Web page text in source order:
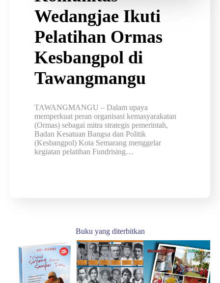
Wedangjae Ikuti
Pelatihan Ormas
Kesbangpol di
Tawangmangu
TAWANGMANGU – Dalam upaya
memperkuat peran organisasi kemasyarakatan
(Ormas) sebagai mitra strategis pemerintah,
Badan Kesatuan Bangsa dan Politik
(Kesbangpol) Kota Semarang menggelar
kegiatan pelatihan Fundrising…
Buku yang diterbitkan